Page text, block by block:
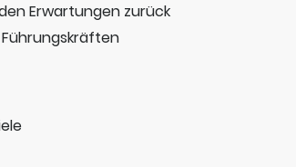
Erwartungen zurück